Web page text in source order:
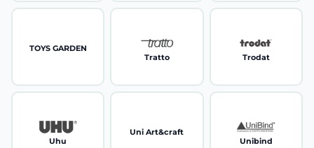
TOYS GARDEN
Tratto
Trodat
Uhu
Uni Art&craft
Unibind